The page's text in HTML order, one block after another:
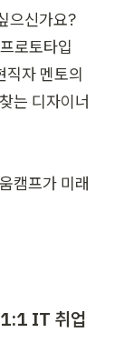
으신가요?
로토타입
직자 멘토의
는 디자이너
캠프가 미래
1:1 IT 취업